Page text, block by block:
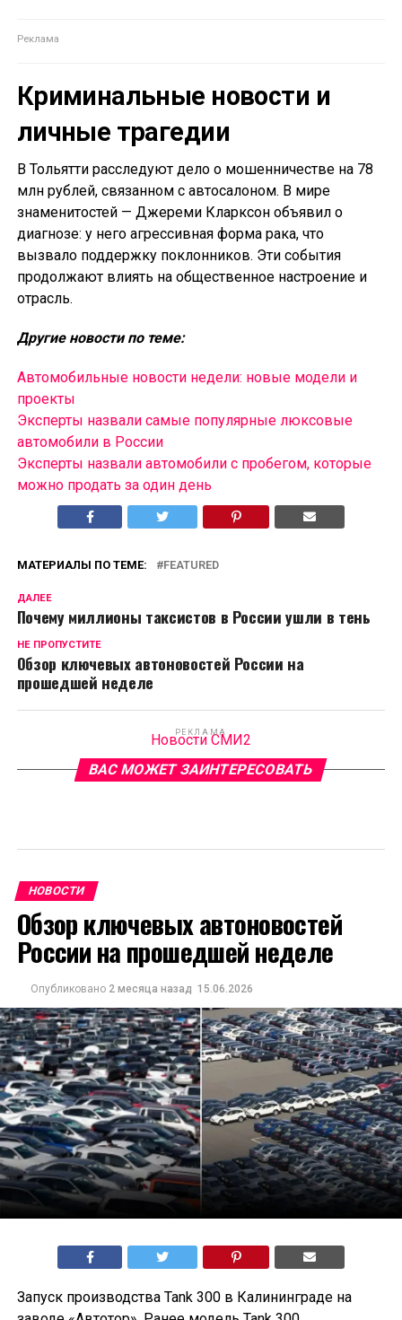
Криминальные новости и
личные трагедии
В Тольятти расследуют дело о мошенничестве на 78
млн рублей, связанном с автосалоном. В мире
знаменитостей — Джереми Кларксон объявил о
диагнозе: у него агрессивная форма рака, что
вызвало поддержку поклонников. Эти события
продолжают влиять на общественное настроение и
отрасль.
Другие новости по теме:
Автомобильные новости недели: новые модели и
проекты
Эксперты назвали самые популярные люксовые
автомобили в России
Эксперты назвали автомобили с пробегом, которые
можно продать за один день
МАТЕРИАЛЫ ПО ТЕМЕ: FEATURED
ДАЛЕЕ
Почему миллионы таксистов в России ушли в тень
НЕ ПРОПУСТИТЕ
Обзор ключевых автоновостей России на
прошедшей неделе
РЕКЛАМА
Новости СМИ2
ВАС МОЖЕТ ЗАИНТЕРЕСОВАТЬ
НОВОСТИ
Обзор ключевых автоновостей
России на прошедшей неделе
Опубликовано 2 месяца назад 15.06.2026
Запуск производства Tank 300 в Калининграде на